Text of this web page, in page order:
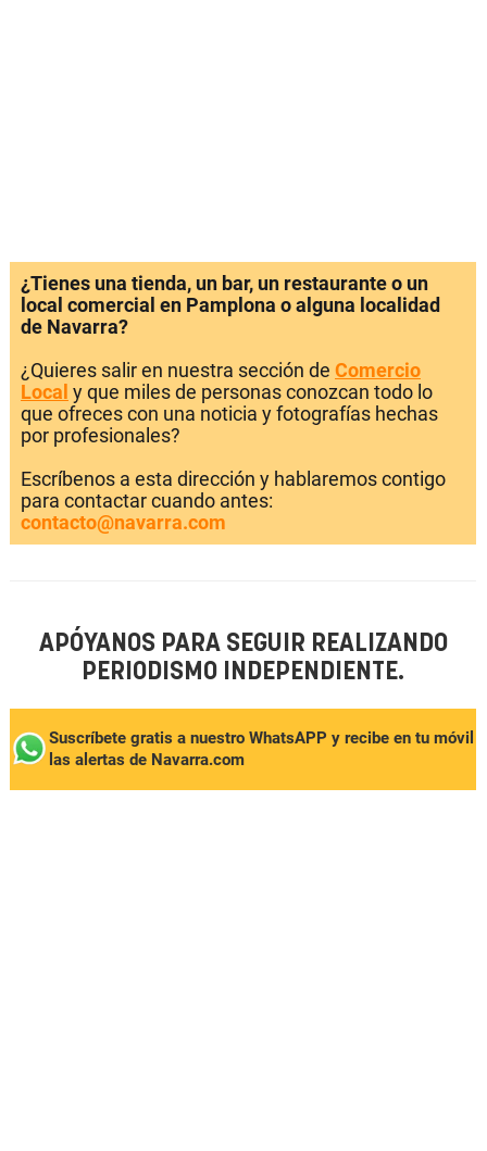
¿Tienes una tienda, un bar, un restaurante o un
local comercial en Pamplona o alguna localidad
de Navarra?
¿Quieres salir en nuestra sección de Comercio
Local y que miles de personas conozcan todo lo
que ofreces con una noticia y fotografías hechas
por profesionales?
Escríbenos a esta dirección y hablaremos contigo
para contactar cuando antes:
contacto@navarra.com
APÓYANOS PARA SEGUIR REALIZANDO
PERIODISMO INDEPENDIENTE.
Suscríbete gratis a nuestro WhatsAPP y recibe en tu móvil
las alertas de Navarra.com